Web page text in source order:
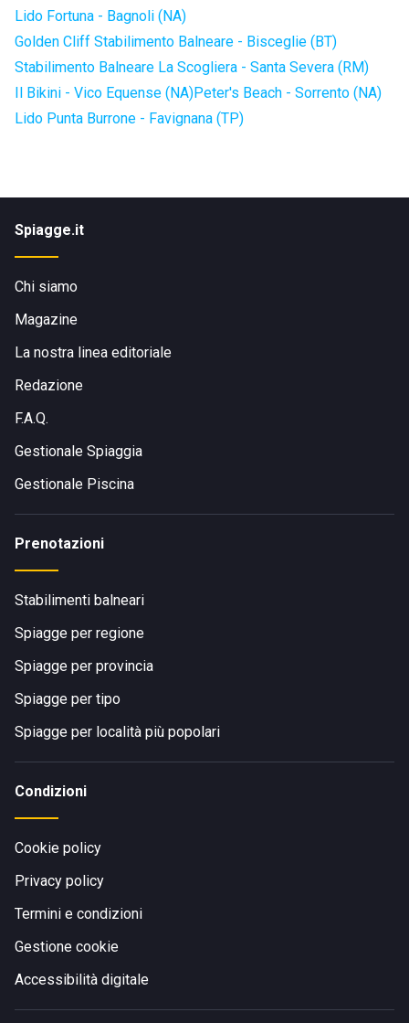
Lido Fortuna - Bagnoli (NA)
Golden Cliff Stabilimento Balneare - Bisceglie (BT)
Stabilimento Balneare La Scogliera - Santa Severa (RM)
Il Bikini - Vico Equense (NA)Peter's Beach - Sorrento (NA)
Lido Punta Burrone - Favignana (TP)
Spiagge.it
Chi siamo
Magazine
La nostra linea editoriale
Redazione
F.A.Q.
Gestionale Spiaggia
Gestionale Piscina
Prenotazioni
Stabilimenti balneari
Spiagge per regione
Spiagge per provincia
Spiagge per tipo
Spiagge per località più popolari
Condizioni
Cookie policy
Privacy policy
Termini e condizioni
Gestione cookie
Accessibilità digitale